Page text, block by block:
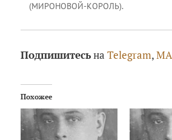
(МИРОНОВОЙ-КОРОЛЬ).
ПодпишитесьнаTelegram,
Похожее